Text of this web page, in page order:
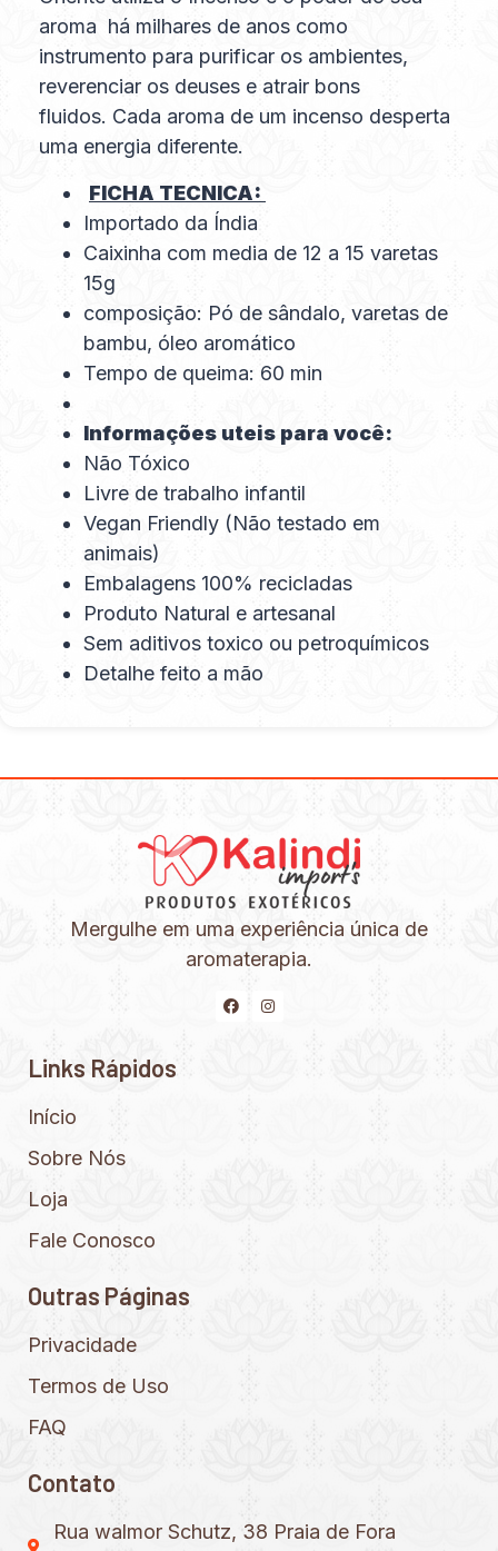
aroma há milhares de anos como
instrumento para purificar os ambientes,
reverenciar os deuses e atrair bons
fluidos. Cada aroma de um incenso desperta
uma energia diferente.
FICHA TECNICA:
Importado da Índia
Caixinha com media de 12 a 15 varetas
15g
composição: Pó de sândalo, varetas de
bambu, óleo aromático
Tempo de queima: 60 min
Informações uteis para você:
Não Tóxico
Livre de trabalho infantil
Vegan Friendly (Não testado em
animais)
Embalagens 100% recicladas
Produto Natural e artesanal
Sem aditivos toxico ou petroquímicos
Detalhe feito a mão
Mergulhe em uma experiência única de
aromaterapia.
Links Rápidos
Início
Sobre Nós
Loja
Fale Conosco
Outras Páginas
Privacidade
Termos de Uso
FAQ
Contato
Rua walmor Schutz, 38 Praia de Fora